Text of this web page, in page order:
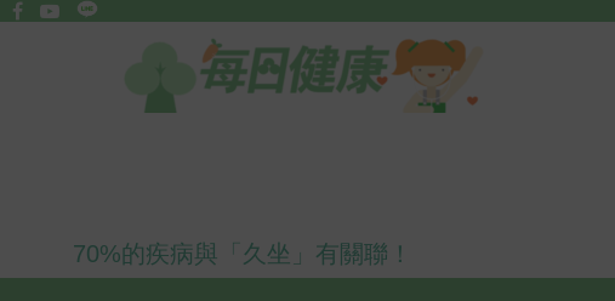
70%的疾病與「久坐」有關聯！